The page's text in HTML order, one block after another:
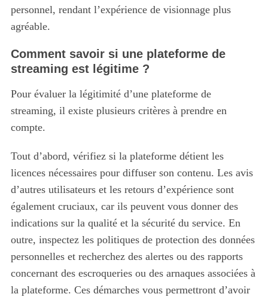
personnel, rendant l’expérience de visionnage plus
agréable.
Comment savoir si une plateforme de
streaming est légitime ?
Pour évaluer la légitimité d’une plateforme de
streaming, il existe plusieurs critères à prendre en
compte.
Tout d’abord, vérifiez si la plateforme détient les
licences nécessaires pour diffuser son contenu. Les avis
d’autres utilisateurs et les retours d’expérience sont
également cruciaux, car ils peuvent vous donner des
indications sur la qualité et la sécurité du service. En
outre, inspectez les politiques de protection des données
personnelles et recherchez des alertes ou des rapports
concernant des escroqueries ou des arnaques associées à
la plateforme. Ces démarches vous permettront d’avoir